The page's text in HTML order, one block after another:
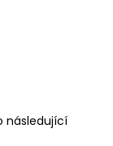
následující